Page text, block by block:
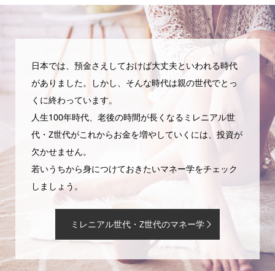
日本では、預金さえしておけば大丈夫といわれる時代
がありました。しかし、そんな時代は親の世代でとっ
くに終わっています。
人生100年時代、老後の時間が長くなるミレニアル世
代・Z世代がこれからお金を増やしていくには、投資が
欠かせません。
若いうちから身につけておきたいマネー学をチェック
しましょう。
ミレニアル世代・Z世代のマネー学